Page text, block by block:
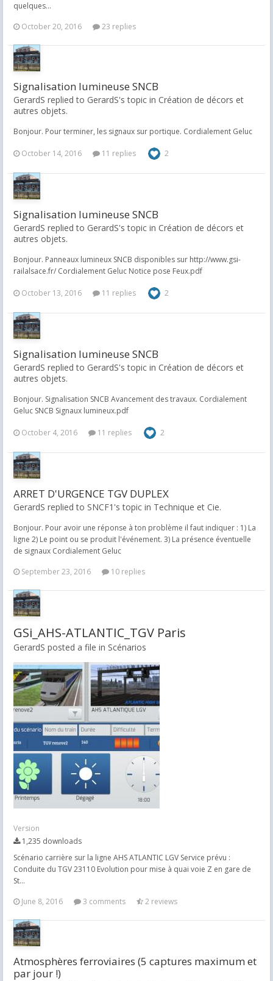
quelques...
October 20, 2016
23 replies
Signalisation lumineuse SNCB
GerardS replied to GerardS's topic in Création de décors et
autres objets.
Bonjour. Pour terminer, les signaux sur portique. Cordialement Geluc
October 14, 2016 11 replies 2
Signalisation lumineuse SNCB
GerardS replied to GerardS's topic in Création de décors et
autres objets.
Bonjour. Panneaux lumineux SNCB disponibles sur http://www.gsi-
railalsace.fr/ Cordialement Geluc Notice pose Feux.pdf
October 13, 2016 11 replies 2
Signalisation lumineuse SNCB
GerardS replied to GerardS's topic in Création de décors et
autres objets.
Bonjour. Signalisation SNCB Avancement des travaux. Cordialement
Geluc SNCB Signaux lumineux.pdf
October 4, 2016 11 replies 2
ARRET D'URGENCE TGV DUPLEX
GerardS replied to SNCF1's topic in Technique et Cie.
Bonjour. Pour avoir une réponse à ton problème il faut indiquer : 1) La
ligne 2) Le point ou se produit l'événement. 3) La présence éventuelle
de signaux Cordialement Geluc
September 23, 2016
10 replies
GSi_AHS-ATLANTIC_TGV Paris
GerardS posted a file in Scénarios
Version
1,235 downloads
Scénario carrière sur la ligne AHS ATLANTIC LGV Service prévu :
Conduite du TGV 23110 Evolution pour mise à quai voie Z en gare de
St...
June 8, 2016
3 comments 2 reviews
Atmosphères ferroviaires (5 captures maximum et
par jour !)